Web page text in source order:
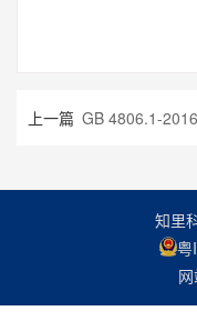
上一篇
知里
粤